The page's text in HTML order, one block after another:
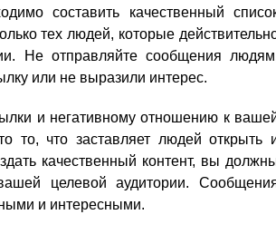
составить качественный
тех людей, которые
Не отправляйте сообщения
или не выразили интерес.
и негативному отношению к
то, что заставляет людей открыть
качественный контент, вы
целевой аудитории.
и интересными.